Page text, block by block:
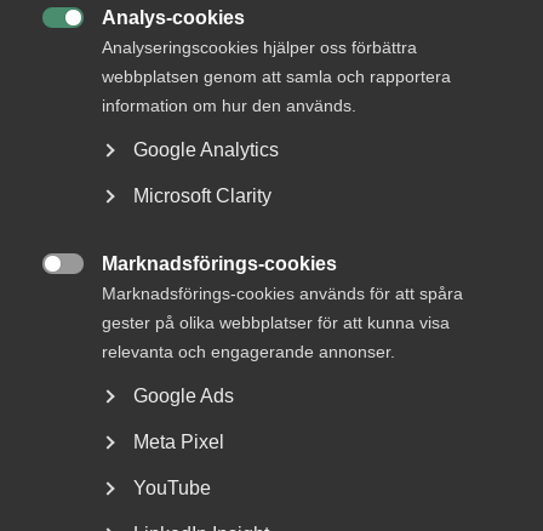
Analys-cookies
Analyseringscookies hjälper oss förbättra
webbplatsen genom att samla och rapportera
information om hur den används.
Google Analytics
Microsoft Clarity
Marknadsförings-cookies
Marknadsförings-cookies används för att spåra
gester på olika webbplatser för att kunna visa
relevanta och engagerande annonser.
Google Ads
Meta Pixel
YouTube
+46 70 345 69 50
Jobb & karriär
Om Almega
Rådgivning, hjälp och
Rådgivning och hjälp